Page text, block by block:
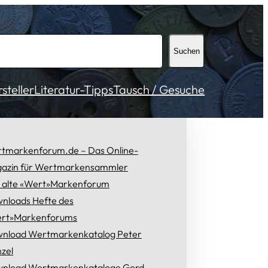
Suchen
Literatur-TippsTausch / Gesuche
– Das Online-
für Wertmarkensammler
alte «Wert»Markenforum
Hefte des
Wertmarkenkatalog Peter